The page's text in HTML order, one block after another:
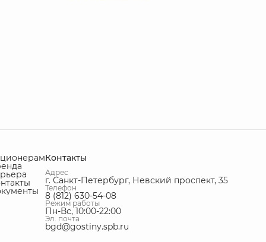
Контакты
Адрес
г. Санкт-Петербург, Невский проспект, 35
Телефон
8 (812) 630-54-08
Режим работы
Пн-Вс, 10:00-22:00
Эл. почта
bgd@gostiny.spb.ru